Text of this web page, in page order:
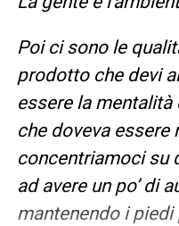
Poi ci sono le
prodotto che devi
essere la
che doveva essere
concentriamoci su
ad avere un po’ di
mantenendo i piedi